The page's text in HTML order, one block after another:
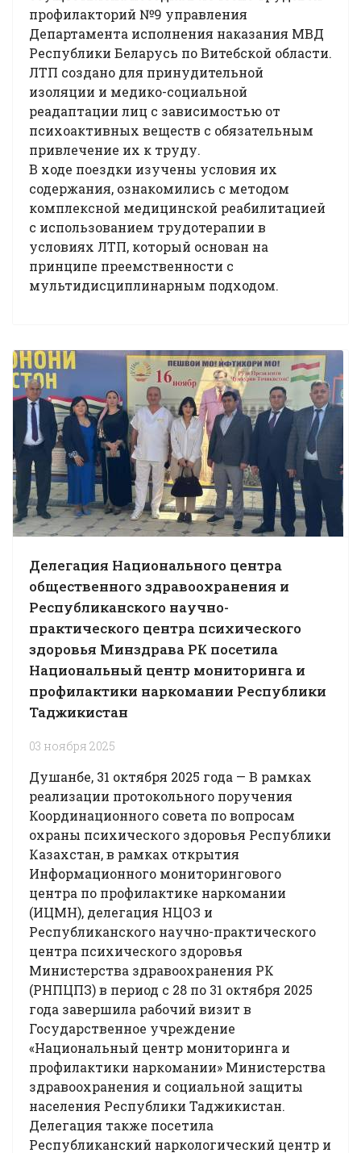
профилакторий №9 управления
Департамента исполнения наказания МВД
Республики Беларусь по Витебской области.
ЛТП создано для принудительной
изоляции и медико-социальной
реадаптации лиц с зависимостью от
психоактивных веществ с обязательным
привлечение их к труду.
В ходе поездки изучены условия их
содержания, ознакомились с методом
комплексной медицинской реабилитацией
с использованием трудотерапии в
условиях ЛТП, который основан на
принципе преемственности с
мультидисциплинарным подходом.
Делегация Национального центра
общественного здравоохранения и
Республиканского научно-
практического центра психического
здоровья Минздрава РК посетила
Национальный центр мониторинга и
профилактики наркомании Республики
Таджикистан
03 ноября 2025
Душанбе, 31 октября 2025 года — В рамках
реализации протокольного поручения
Координационного совета по вопросам
охраны психического здоровья Республики
Казахстан, в рамках открытия
Информационного мониторингового
центра по профилактике наркомании
(ИЦМН), делегация НЦОЗ и
Республиканского научно-практического
центра психического здоровья
Министерства здравоохранения РК
(РНПЦПЗ) в период с 28 по 31 октября 2025
года завершила рабочий визит в
Государственное учреждение
«Национальный центр мониторинга и
профилактики наркомании» Министерства
здравоохранения и социальной защиты
населения Республики Таджикистан.
Делегация также посетила
Республиканский наркологический центр и